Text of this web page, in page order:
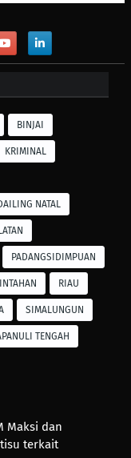
BINJAI
KRIMINAL
NATAL
PADANGSIDIMPUAN
RIAU
SIMALUNGUN
TENGAH
Maksi dan
terkait